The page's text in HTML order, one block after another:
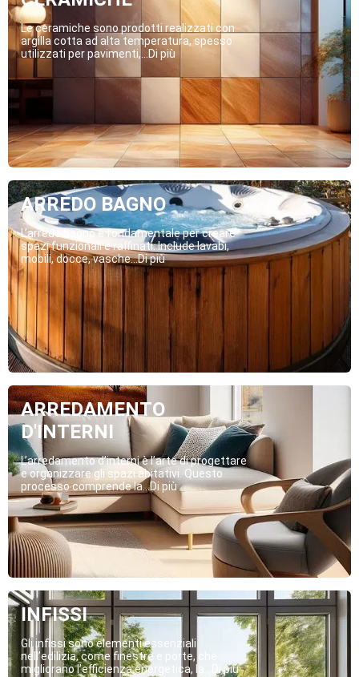
Le ceramiche sono prodotti realizzati con
argilla cotta ad alta temperatura, spesso
utilizzati per pavimenti,...Di più
ARREDO BAGNO
L’arredo bagno è fondamentale per creare
spazi funzionali e raffinati. Include lavabi,
mobili, docce, vasche...Di più
ARREDAMENTO
D'INTERNI
L’arredamento d’interni è l’arte di progettare
e organizzare gli spazi abitativi. Questo
processo comprende la...Di più
INFISSI
Gli infissi sono elementi essenziali
nell’edilizia, come finestre e porte, che
migliorano l’efficienza energetica, la...Di più